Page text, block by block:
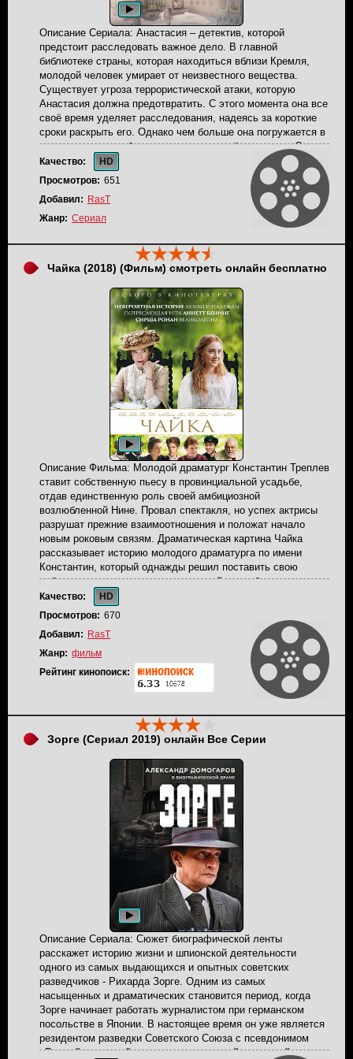
Описание Сериала: Анастасия – детектив, которой
предстоит расследовать важное дело. В главной
библиотеке страны, которая находиться вблизи Кремля,
молодой человек умирает от неизвестного вещества.
Существует угроза террористической атаки, которую
Анастасия должна предотвратить. С этого момента она все
своё время уделяет расследования, надеясь за короткие
сроки раскрыть его. Однако чем больше она погружается в
данное дело, тем больше вопросов у неё возникает. С
этого момента ей предстоит столкнуться с серьезной
опасностью, которая может кардинальным образом
повлиять на её карьеру и жизнь. Но девушка не собирается
отступать, так как понимает, что от этого дела зависит все.
В Российской Государственной Библиотеке – знаменитой
«Ленинке» – страшный переполох: молодой парень
подошел сдать книгу и вдруг упал замертво. Налицо все
признаки отравления. Что это – теракт в непосредственной
близости от Кремля? Разборки наркоторговцев? Личная
месть? Версии отпадают одна за другой, а следователю
Насте Вяземской не дают покоя маленькие странности…
Что за несуразная одежда висит в шкафу покойного?
Зачем он записал телефон какой-то вахтерши? И если в
его квартире нет ни одной книги, что ему понадобилось в
«Ленинке»? Времени на долгие раздумья нет: неизвестно,
где и как убитого настигла отрава, и кого она подстерегает
Качество:
HD
Просмотров: 651
Добавил: RasT
Жанр: Сериал
Чайка (2018) (Фильм) смотреть онлайн бесплатно
Описание Фильма: Молодой драматург Константин Треплев
ставит собственную пьесу в провинциальной усадьбе,
отдав единственную роль своей амбициозной
возлюбленной Нине. Провал спектакля, но успех актрисы
разрушат прежние взаимоотношения и положат начало
новым роковым связям. Драматическая картина Чайка
рассказывает историю молодого драматурга по имени
Константин, который однажды решил поставить свою
собственную пьесу в провинциальной усадьбе, отдав
единственную роль своей амбициозной возлюбленной
Нине. Провал спектакля, но успех актрисы разрушат
прежние взаимоотношения и положат начало новым
роковым связям. ​​​​​​​
Качество:
HD
Просмотров: 670
Добавил: RasT
Жанр: фильм
Рейтинг кинопоиск:
Зорге (Сериал 2019) онлайн Все Серии
Описание Сериала: Сюжет биографической ленты
расскажет историю жизни и шпионской деятельности
одного из самых выдающихся и опытных советских
разведчиков - Рихарда Зорге. Одним из самых
насыщенных и драматических становится период, когда
Зорге начинает работать журналистом при германском
посольстве в Японии. В настоящее время он уже является
резидентом разведки Советского Союза с псевдонимом
«Рамзай», который имеет доступ к самой секретной